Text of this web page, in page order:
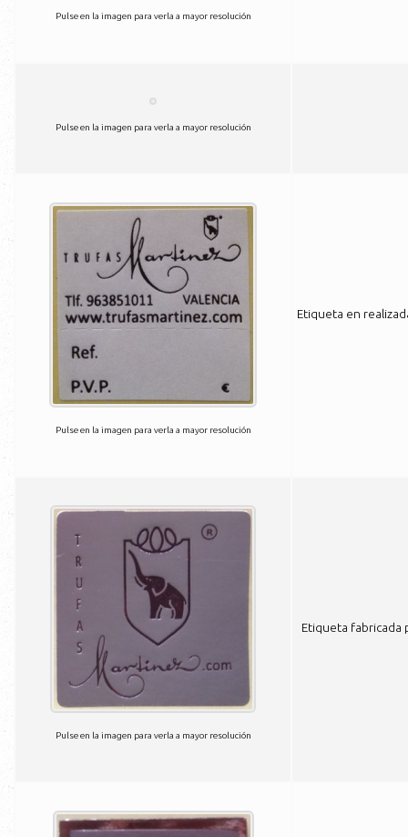
Pulse en la imagen para verla a mayor resolución
Pulse en la imagen para verla a mayor resolución
Pulse en la imagen para verla a mayor resolución
Etiqueta en
Pulse en la imagen para verla a mayor resolución
Etiqueta fabricada